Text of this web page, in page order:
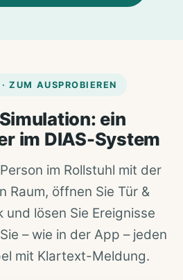
ZUM AUSPROBIEREN
ein
im DIAS-System
im Rollstuhl mit der
Raum, öffnen Sie Tür &
und lösen Sie Ereignisse
– wie in der App – jeden
mit Klartext-Meldung.